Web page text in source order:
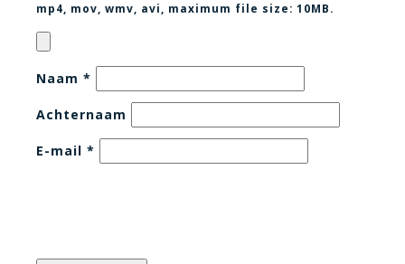
mp4, mov, wmv, avi
, maximum file size: 10MB.
Naam *
Achternaam
E-mail *